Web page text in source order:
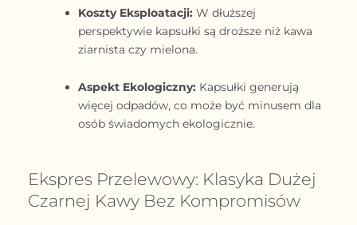
Koszty Eksploatacji: W dłuższej
perspektywie kapsułki są droższe niż kawa
ziarnista czy mielona.
Aspekt Ekologiczny: Kapsułki generują
więcej odpadów, co może być minusem dla
osób świadomych ekologicznie.
Ekspres Przelewowy: Klasyka Dużej
Czarnej Kawy Bez Kompromisów